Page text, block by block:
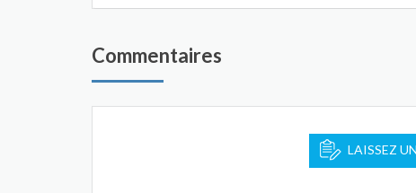
Commentaires
LAISSEZ